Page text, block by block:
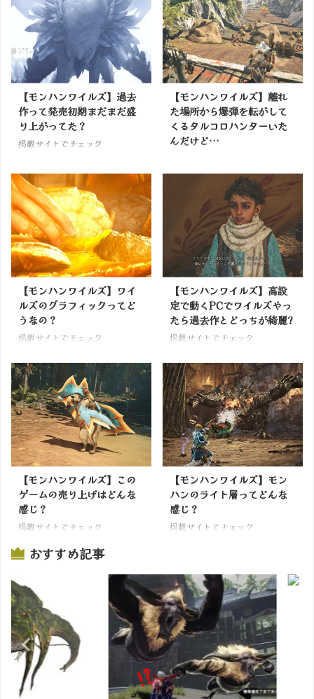
【モンハンワイルズ】過去
作って発売初期まだまだ盛
り上がってた？
掲載サイトでチェック
【モンハンワイルズ】離れ
た場所から爆弾を転がして
くるタルコロハンターいた
んだけど…
【モンハンワイルズ】ワイ
ルズのグラフィックってど
うなの？
掲載サイトでチェック
【モンハンワイルズ】高設
定で動くPCでワイルズやっ
たら過去作とどっちが綺麗?
掲載サイトでチェック
【モンハンワイルズ】この
ゲームの売り上げはどんな
感じ？
掲載サイトでチェック
【モンハンワイルズ】モン
ハンのライト層ってどんな
感じ？
掲載サイトでチェック
おすすめ記事